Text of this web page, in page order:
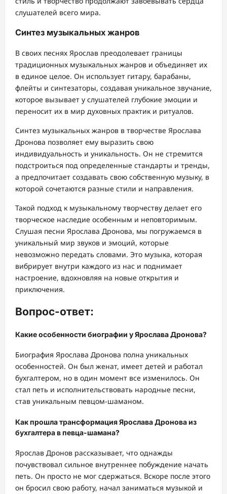
слушателей всего мира.
Синтез музыкальных жанров
В своих песнях Ярослав преодолевает границы
традиционных музыкальных жанров и объединяет их
в единое целое. Он использует гитару, барабаны,
флейты и синтезаторы, создавая уникальное звучание,
которое вызывает у слушателей глубокие эмоции и
переносит их в мир духовных практик и ритуалов.
Синтез музыкальных жанров в творчестве Ярослава
Дронова позволяет ему выразить свою
индивидуальность и уникальность. Он не стремится
подстроиться под определенные стандарты и тренды,
а предпочитает создавать свою собственную музыку, в
которой сочетаются разные стили и направления.
Такой подход к музыкальному творчеству делает его
творческое наследие особенным и неповторимым.
Слушая песни Ярослава Дронова, мы погружаемся в
уникальный мир звуков и эмоций, которые
невозможно передать словами. Это музыка, которая
вибрирует внутри каждого из нас и поднимает
настроение, вдохновляя на новые открытия и
приключения.
Вопрос-ответ:
Какие особенности биографии у Ярослава Дронова?
Биография Ярослава Дронова полна уникальных
особенностей. Он был женат, имеет детей и работал
бухгалтером, но в один момент все изменилось. Он
стал петь и исполнительствовать народные песни,
став уникальным певцом-шаманом.
Как прошла трансформация Ярослава Дронова из
бухгалтера в певца-шамана?
Ярослав Дронов рассказывает, что однажды
почувствовал сильное внутреннее побуждение начать
петь. Он просто не мог сдержаться. Вскоре после этого
он бросил свою работу, начал заниматься музыкой и